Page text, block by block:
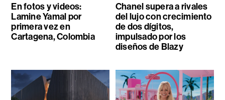
En fotos y videos:
Lamine Yamal por
primera vez en
Cartagena, Colombia
Chanel supera a rivales
del lujo con crecimiento
de dos dígitos,
impulsado por los
diseños de Blazy